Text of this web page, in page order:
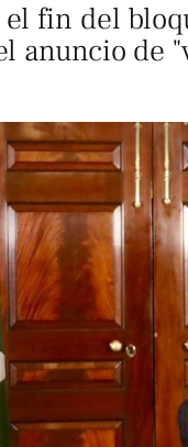
fin del
anuncio de